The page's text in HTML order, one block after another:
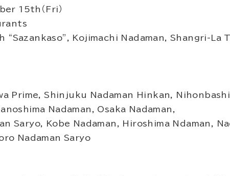
15th（Fri）
“Sazankaso”, Kojimachi Nadaman, Shangri-La
Prime, Shinjuku Nadaman Hinkan,
Nadaman, Osaka Nadaman,
Saryo, Kobe Nadaman, Hiroshima Ndaman,
Nadaman Saryo